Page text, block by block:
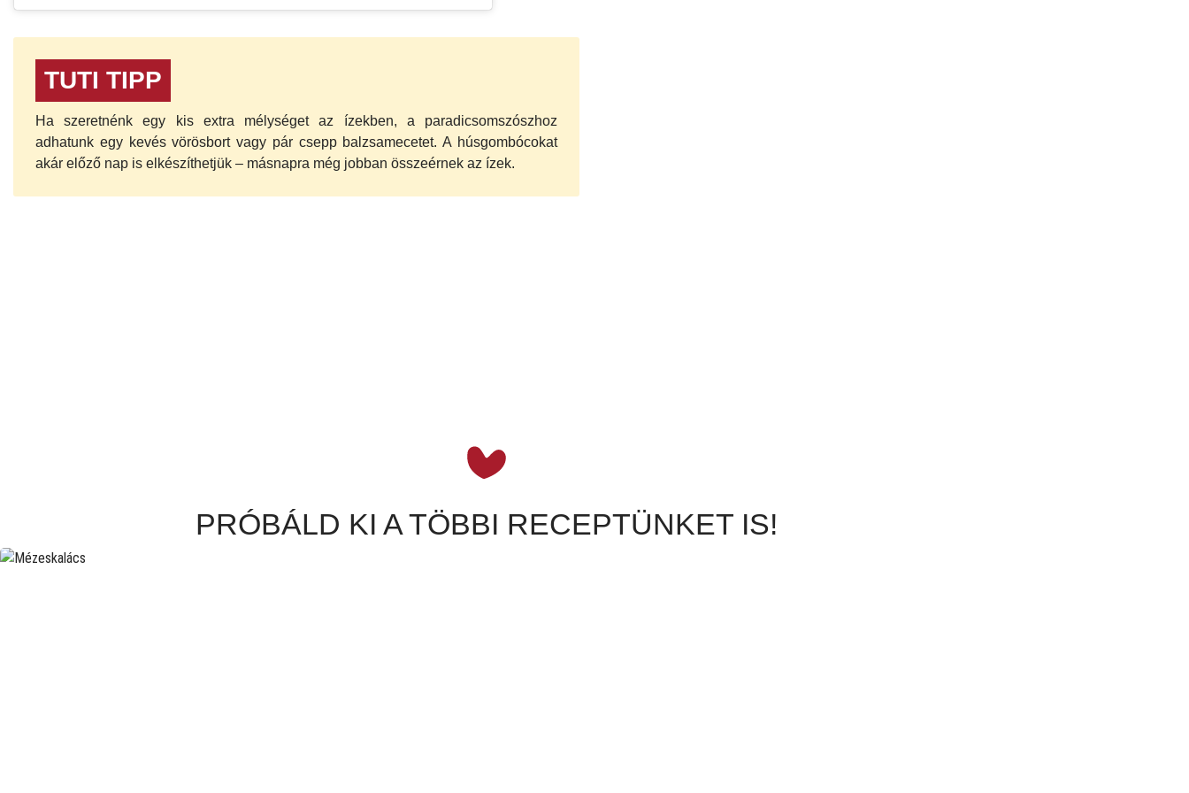
TUTI TIPP
Ha szeretnénk egy kis extra mélységet az ízekben, a paradicsomszószhoz
adhatunk egy kevés vörösbort vagy pár csepp balzsamecetet. A húsgombócokat
akár előző nap is elkészíthetjük – másnapra még jobban összeérnek az ízek.
PRÓBÁLD KI A TÖBBI RECEPTÜNKET IS!